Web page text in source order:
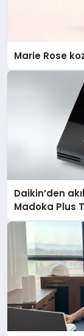
Marie Rose
Daikin’den
Madoka Plus